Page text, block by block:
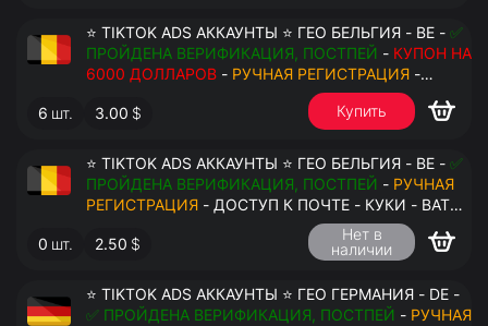
⭐ TIKTOK ADS АККАУНТЫ ⭐ ГЕО БЕЛЬГИЯ - BE - ✅
ПРОЙДЕНА ВЕРИФИКАЦИЯ, ПОСТПЕЙ - КУПОН НА
6000 ДОЛЛАРОВ - РУЧНАЯ РЕГИСТРАЦИЯ -
ДОСТУП К ПОЧТЕ - КУКИ - ВАТ ЗАПОЛНЕН -
ПЕРЕДАЧА В АНТИДЕТЕКТ
6 шт. 3.00 $ Купить
⭐ TIKTOK ADS АККАУНТЫ ⭐ ГЕО БЕЛЬГИЯ - BE - ✅
ПРОЙДЕНА ВЕРИФИКАЦИЯ, ПОСТПЕЙ - РУЧНАЯ
РЕГИСТРАЦИЯ - ДОСТУП К ПОЧТЕ - КУКИ - ВАТ
ЗАПОЛНЕН - ПЕРЕДАЧА В АНТИДЕТЕКТ
0 шт. 2.50 $
Нет в
наличии
⭐ TIKTOK ADS АККАУНТЫ ⭐ ГЕО ГЕРМАНИЯ - DE -
✅ ПРОЙДЕНА ВЕРИФИКАЦИЯ, ПОСТПЕЙ - РУЧНАЯ
$